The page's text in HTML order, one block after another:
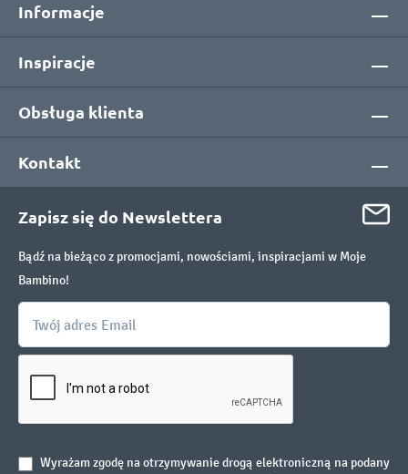
Informacje
Inspiracje
Obsługa klienta
Kontakt
Zapisz się do Newslettera
Bądź na bieżąco z promocjami, nowościami, inspiracjami w Moje
Bambino!
Wyrażam zgodę na otrzymywanie drogą elektroniczną na podany